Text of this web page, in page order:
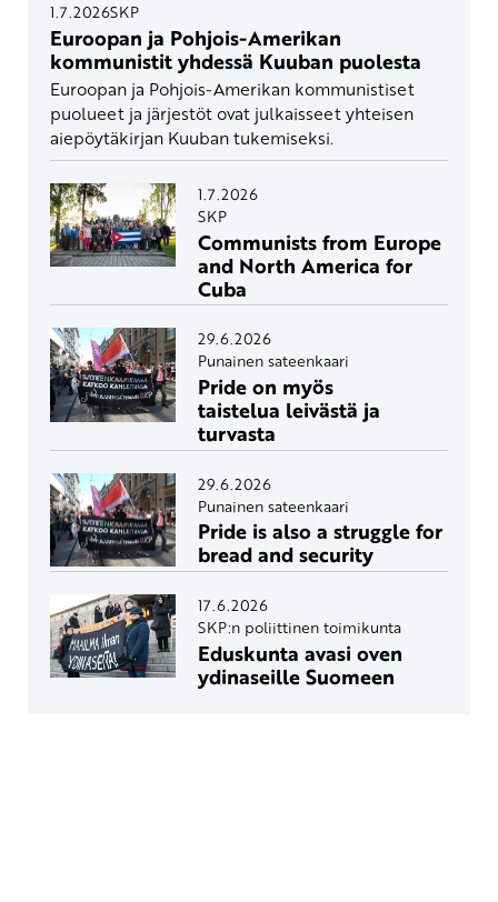
1.7.2026SKP
Euroopan ja Pohjois-Amerikan
kommunistit yhdessä Kuuban puolesta
Euroopan ja Pohjois-Amerikan kommunistiset
puolueet ja järjestöt ovat julkaisseet yhteisen
aiepöytäkirjan Kuuban tukemiseksi.
1.7.2026
SKP
Communists from Europe
and North America for
Cuba
29.6.2026
Punainen sateenkaari
Pride on myös
taistelua leivästä ja
turvasta
29.6.2026
Punainen sateenkaari
Pride is also a struggle for
bread and security
17.6.2026
SKP:n poliittinen toimikunta
Eduskunta avasi oven
ydinaseille Suomeen